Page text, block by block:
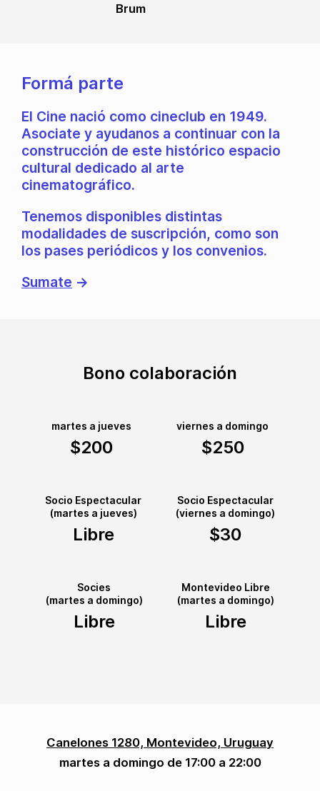
Brum
Formá parte
El Cine nació como cineclub en 1949.
Asociate y ayudanos a continuar con la
construcción de este histórico espacio
cultural dedicado al arte
cinematográfico.
Tenemos disponibles distintas
modalidades de suscripción, como son
los pases periódicos y los convenios.
Sumate →
Bono colaboración
martes a jueves
$200
viernes a domingo
$250
Socio Espectacular
(martes a jueves)
Libre
Socio Espectacular
(viernes a domingo)
$30
Socies
(martes a domingo)
Libre
Montevideo Libre
(martes a domingo)
Libre
Canelones 1280, Montevideo, Uruguay
martes a domingo de 17:00 a 22:00